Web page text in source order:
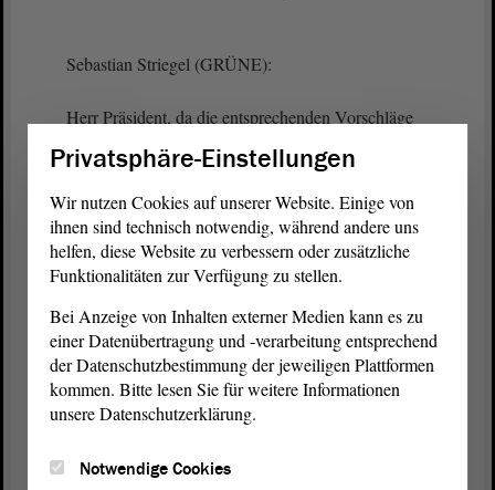
Sebastian Striegel (GRÜNE):
Herr Präsident, da die entsprechenden Vorschläge
würden wir dem widersprechen. Es müsste also,
wenn überhaupt, mit Mehrheit durchgesetzt
werden.
Selbstverständlich. Zur Abstimmung würde ich
dann noch kommen. - Gut. Dann würde ich
abstimmen lassen. Die erste Frage war, ob
gezogen und als letzter Tagesordnungspunkt
Privatsphäre-Einstellungen
Wir nutzen Cookies auf unserer Website. Einige von
ihnen sind technisch notwendig, während andere uns
helfen, diese Website zu verbessern oder zusätzliche
Funktionalitäten zur Verfügung zu stellen.
Bei Anzeige von Inhalten externer Medien kann es zu
einer Datenübertragung und -verarbeitung entsprechend
der Datenschutzbestimmung der jeweiligen Plattformen
kommen. Bitte lesen Sie für weitere Informationen
unsere Datenschutzerklärung.
Notwendige Cookies